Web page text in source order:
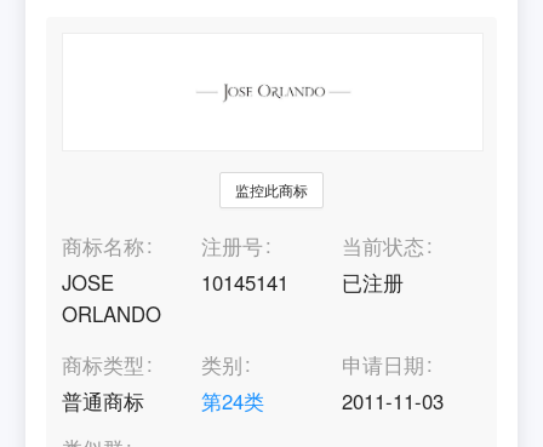
监控此商标
商标名称
JOSE
ORLANDO
注册号
10145141
当前状态
已注册
商标类型
普通商标
类别
第24类
申请日期
2011-11-03